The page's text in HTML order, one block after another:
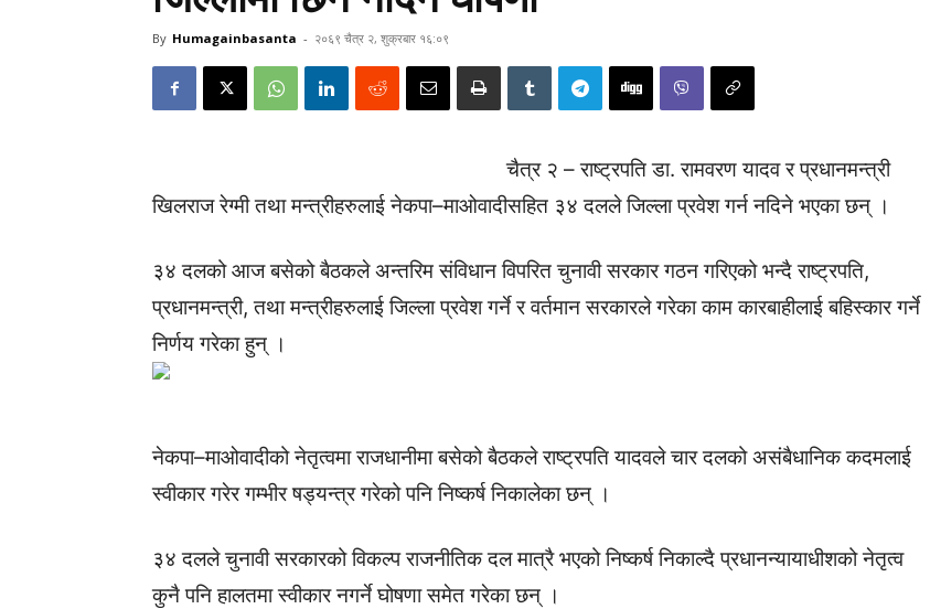
By Humagainbasanta - २०६९ चैत्र २, शुक्रबार १६:०९
चैत्र २ – राष्ट्रपति डा. रामवरण यादव र प्रधानमन्त्री
खिलराज रेग्मी तथा मन्त्रीहरुलाई नेकपा–माओवादीसहित ३४ दलले जिल्ला प्रवेश गर्न नदिने भएका छन् ।
३४ दलको आज बसेको बैठकले अन्तरिम संविधान विपरित चुनावी सरकार गठन गरिएको भन्दै राष्ट्रपति,
प्रधानमन्त्री, तथा मन्त्रीहरुलाई जिल्ला प्रवेश गर्ने र वर्तमान सरकारले गरेका काम कारबाहीलाई बहिस्कार गर्ने
निर्णय गरेका हुन् ।
नेकपा–माओवादीको नेतृत्वमा राजधानीमा बसेको बैठकले राष्ट्रपति यादवले चार दलको असंबैधानिक कदमलाई
स्वीकार गरेर गम्भीर षड्यन्त्र गरेको पनि निष्कर्ष निकालेका छन् ।
३४ दलले चुनावी सरकारको विकल्प राजनीतिक दल मात्रै भएको निष्कर्ष निकाल्दै प्रधानन्यायाधीशको नेतृत्व
कुनै पनि हालतमा स्वीकार नगर्ने घोषणा समेत गरेका छन् ।